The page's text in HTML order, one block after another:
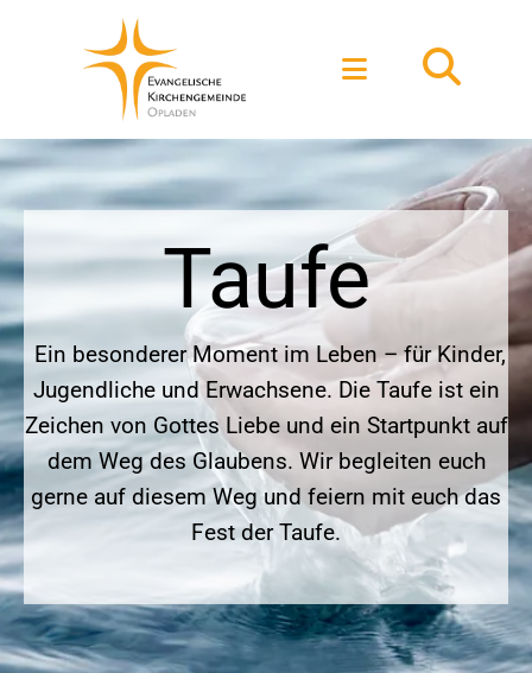
Taufe
Ein besonderer Moment im Leben – für Kinder,
Jugendliche und Erwachsene. Die Taufe ist ein
Zeichen von Gottes Liebe und ein Startpunkt auf
dem Weg des Glaubens. Wir begleiten euch
gerne auf diesem Weg und feiern mit euch das
Fest der Taufe.